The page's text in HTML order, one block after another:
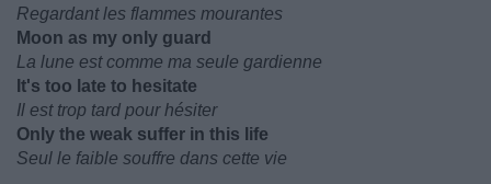
Regardant les flammes mourantes
Moon as my only guard
La lune est comme ma seule gardienne
It's too late to hesitate
Il est trop tard pour hésiter
Only the weak suffer in this life
Seul le faible souffre dans cette vie